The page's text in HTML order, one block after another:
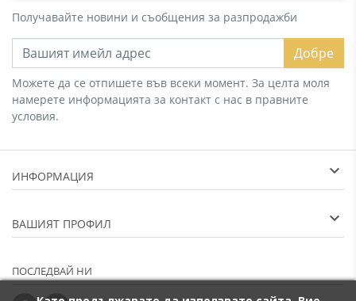
Получавайте новини и съобщения за разпродажби
Добре
Можете да се отпишете във всеки момент. За целта моля
намерете информацията за контакт с нас в правните
условия.
ИНФОРМАЦИЯ
ВАШИЯТ ПРОФИЛ
ПОСЛЕДВАЙ НИ